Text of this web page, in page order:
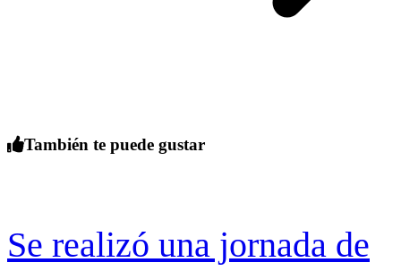
También te puede gustar
Se realizó una jornada de